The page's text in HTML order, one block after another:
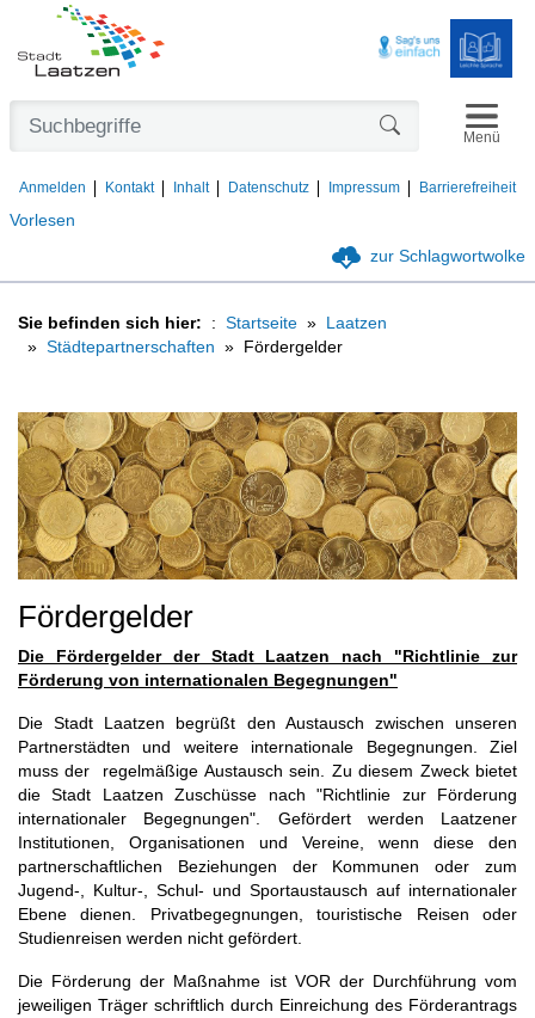
Vorlesen
Anmelden Kontakt Inhalt Datenschutz Impressum Barrierefreiheit
Menü
zur Schlagwortwolke
Sie befinden sich hier: Startseite
Laatzen
Städtepartnerschaften
Fördergelder
Fördergelder
Die Fördergelder der Stadt Laatzen nach "Richtlinie zur
Förderung von internationalen Begegnungen"
Die Stadt Laatzen begrüßt den Austausch zwischen unseren
Partnerstädten und weitere internationale Begegnungen. Ziel
muss der regelmäßige Austausch sein. Zu diesem Zweck bietet
die Stadt Laatzen Zuschüsse nach "Richtlinie zur Förderung
internationaler Begegnungen". Gefördert werden Laatzener
Institutionen, Organisationen und Vereine, wenn diese den
partnerschaftlichen Beziehungen der Kommunen oder zum
Jugend-, Kultur-, Schul- und Sportaustausch auf internationaler
Ebene dienen. Privatbegegnungen, touristische Reisen oder
Studienreisen werden nicht gefördert.
Die Förderung der Maßnahme ist VOR der Durchführung vom
jeweiligen Träger schriftlich durch Einreichung des Förderantrags